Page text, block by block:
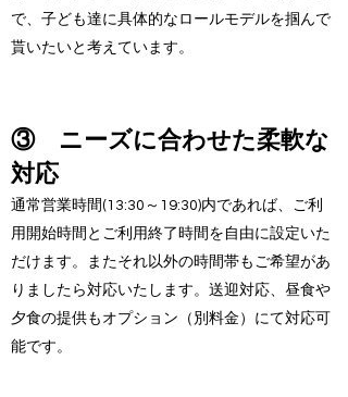
で、子ども達に具体的なロールモデルを掴んで
貰いたいと考えています。
③ ニーズに合わせた柔軟な
対応
通常営業時間(13:30～19:30)内であれば、ご利
用開始時間とご利用終了時間を自由に設定いた
だけます。またそれ以外の時間帯もご希望があ
りましたら対応いたします。送迎対応、昼食や
夕食の提供もオプション（別料金）にて対応可
能です。